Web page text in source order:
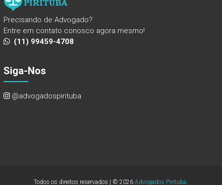
Precisando de Advogado?
Entre em contato conosco agora mesmo!
(11) 99459-4708
Siga-Nos
@advogadospirituba
Todos os direitos reservados | © 2026Advogados Pirituba.